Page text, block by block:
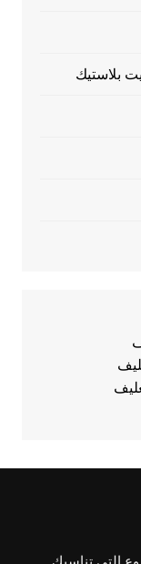
بلاستيك
التي تناسبك